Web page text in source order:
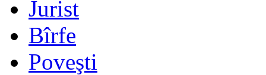
Jurist
Bîrfe
Poveşti